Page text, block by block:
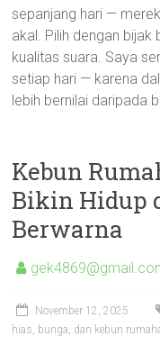
sepanjang hari —
akal. Pilih dengan
kualitas suara. Saya
setiap hari — karena
lebih bernilai daripada
Kebun
Bikin Hidup
Berwarna
November 12, 2025
hias, bunga, dan kebun